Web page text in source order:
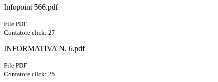
Infopoint 566.pdf
File PDF
Contatore click: 27
INFORMATIVA N. 6.pdf
File PDF
Contatore click: 25